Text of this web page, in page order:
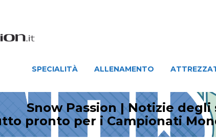
SPECIALITÀ ALLENAMENTO
Snow Passion | Notizie
pronto per i Campionati